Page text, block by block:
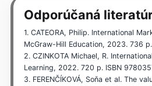
Odporúčaná
1. CATEORA, Philip. International
McGraw-Hill Education, 2023. 736
2. CZINKOTA Michael, R.
Learning, 2022. 720 p. ISBN
3. FERENČÍKOVÁ, Soňa et al. The